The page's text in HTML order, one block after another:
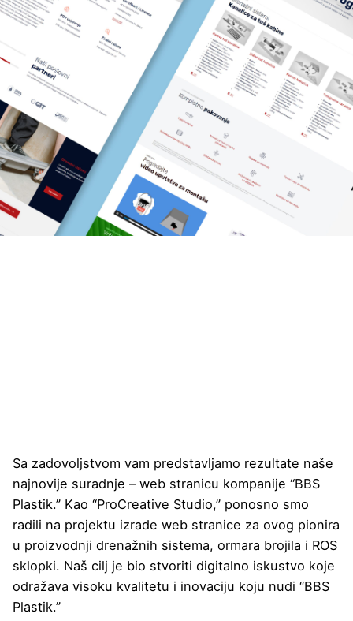
Sa zadovoljstvom vam predstavljamo rezultate naše
najnovije suradnje – web stranicu kompanije “BBS
Plastik.” Kao “ProCreative Studio,” ponosno smo
radili na projektu izrade web stranice za ovog pionira
u proizvodnji drenažnih sistema, ormara brojila i ROS
sklopki. Naš cilj je bio stvoriti digitalno iskustvo koje
odražava visoku kvalitetu i inovaciju koju nudi “BBS
Plastik.”